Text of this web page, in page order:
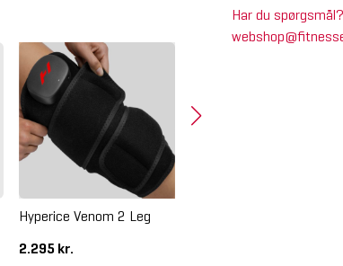
Har du
Hyperice Venom 2 Leg
2.295 kr.